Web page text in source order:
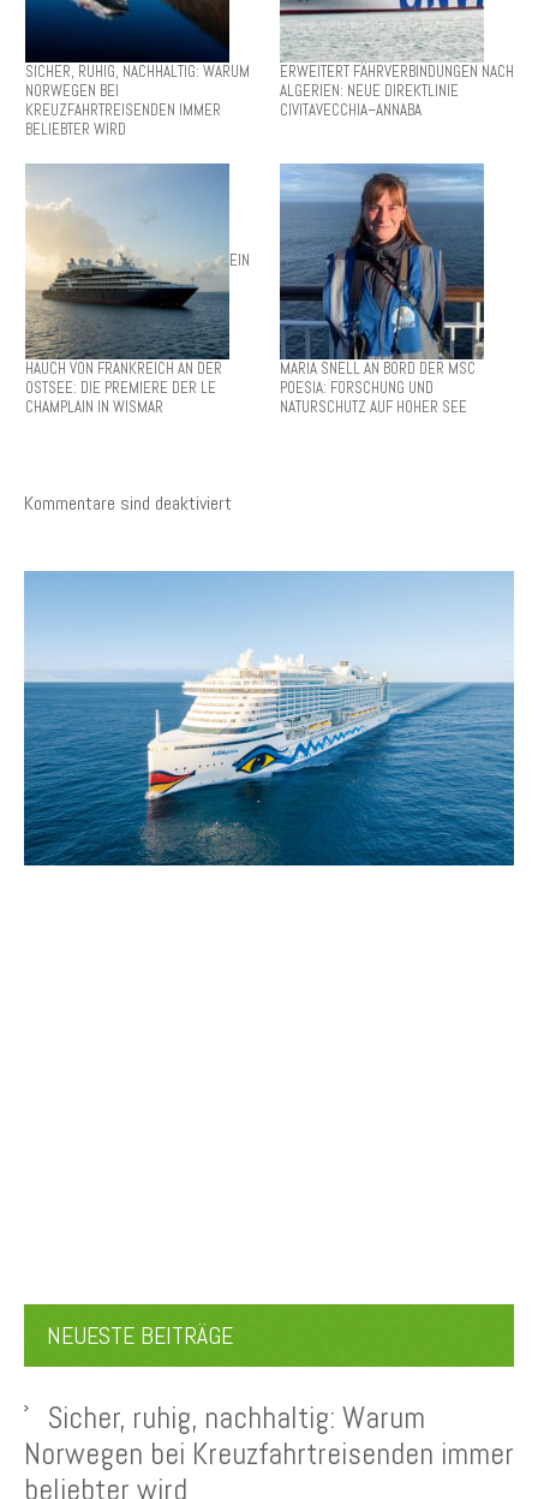
SICHER, RUHIG, NACHHALTIG: WARUM
NORWEGEN BEI
KREUZFAHRTREISENDEN IMMER
BELIEBTER WIRD
ERWEITERT FÄHRVERBINDUNGEN NACH
ALGERIEN: NEUE DIREKTLINIE
CIVITAVECCHIA–ANNABA
EIN
HAUCH VON FRANKREICH AN DER
OSTSEE: DIE PREMIERE DER LE
CHAMPLAIN IN WISMAR
MARIA SNELL AN BORD DER MSC
POESIA: FORSCHUNG UND
NATURSCHUTZ AUF HOHER SEE
Kommentare sind deaktiviert
NEUESTE BEITRÄGE
Sicher, ruhig, nachhaltig: Warum
Norwegen bei Kreuzfahrtreisenden immer
beliebter wird